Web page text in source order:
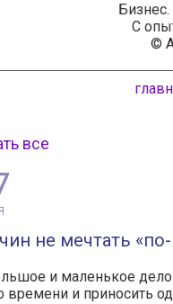
С
©
все
не мечтать
и маленькое дело
времени и приносить